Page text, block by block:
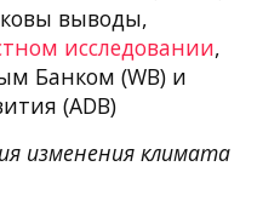
выводы,
исследовании,
Банком (WB) и
(ADB)
изменения климата